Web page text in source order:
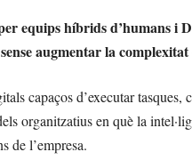
equips híbrids d’humans i
augmentar la
capaços d’executar tasques,
organitzatius en què la
de l’empresa.